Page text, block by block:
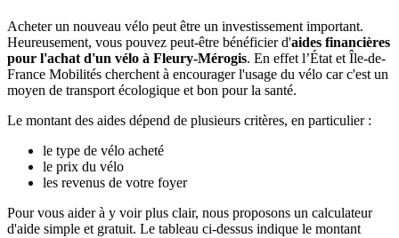
Acheter un nouveau vélo peut être un investissement important.
Heureusement, vous pouvez peut-être bénéficier d'aides financières
pour l'achat d'un vélo à Fleury-Mérogis. En effet l’État et Île-de-
France Mobilités cherchent à encourager l'usage du vélo car c'est un
moyen de transport écologique et bon pour la santé.
Le montant des aides dépend de plusieurs critères, en particulier :
le type de vélo acheté
le prix du vélo
les revenus de votre foyer
Pour vous aider à y voir plus clair, nous proposons un calculateur
d'aide simple et gratuit. Le tableau ci-dessus indique le montant